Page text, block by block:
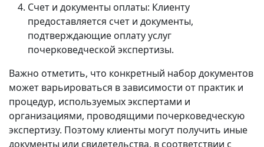
Счет и документы оплаты: Клиенту
предоставляется счет и документы,
подтверждающие оплату услуг
почерковедческой экспертизы.
Важно отметить, что конкретный набор документов
может варьироваться в зависимости от практик и
процедур, используемых экспертами и
организациями, проводящими почерковедческую
экспертизу. Поэтому клиенты могут получить иные
документы или свидетельства, в соответствии с